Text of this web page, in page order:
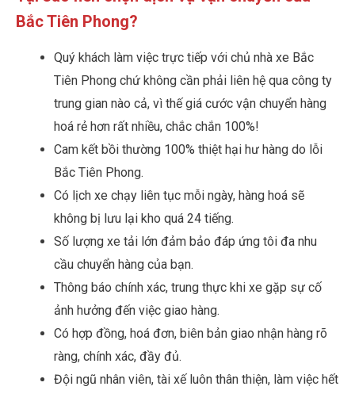
Bắc Tiên Phong?
Quý khách làm việc trực tiếp với chủ nhà xe Bắc
Tiên Phong chứ không cần phải liên hệ qua công ty
trung gian nào cả, vì thế giá cước vận chuyển hàng
hoá rẻ hơn rất nhiều, chắc chắn 100%!
Cam kết bồi thường 100% thiệt hại hư hàng do lỗi
Bắc Tiên Phong.
Có lịch xe chạy liên tục mỗi ngày, hàng hoá sẽ
không bị lưu lại kho quá 24 tiếng.
Số lượng xe tải lớn đảm bảo đáp ứng tôi đa nhu
cầu chuyển hàng của bạn.
Thông báo chính xác, trung thực khi xe gặp sự cố
ảnh hưởng đến việc giao hàng.
Có hợp đồng, hoá đơn, biên bản giao nhận hàng rõ
ràng, chính xác, đầy đủ.
Đội ngũ nhân viên, tài xế luôn thân thiện, làm việc hết